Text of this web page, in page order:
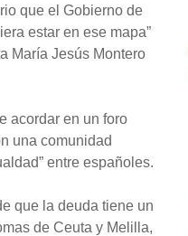
que el Gobierno de
estar en ese mapa”
María Jesús Montero
acordar en un foro
una comunidad
entre españoles.
que la deuda tiene un
de Ceuta y Melilla,